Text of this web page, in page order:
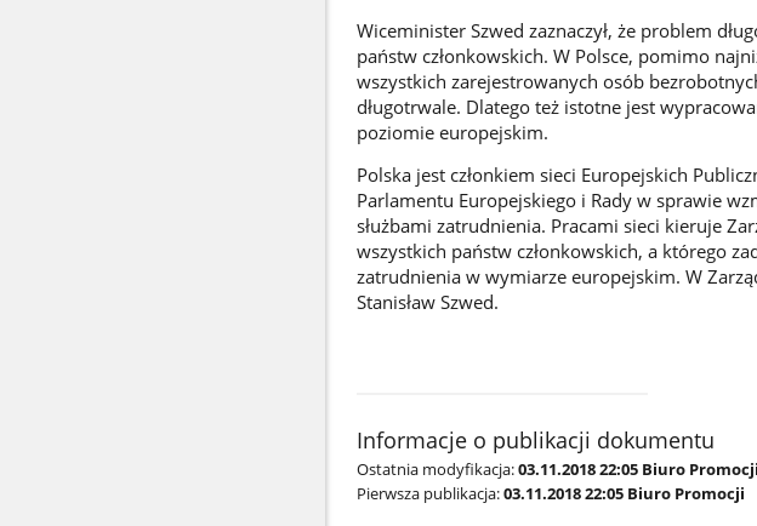
Wiceminister Szwed zaznaczył, że problem
państw członkowskich. W Polsce, pomimo
wszystkich zarejestrowanych osób
długotrwale. Dlatego też istotne jest
poziomie europejskim.
Polska jest członkiem sieci Europejskich
Parlamentu Europejskiego i Rady w sprawie
służbami zatrudnienia. Pracami sieci kieruje
wszystkich państw członkowskich, a którego
zatrudnienia w wymiarze europejskim. W
Stanisław Szwed.
Informacje o publikacji dokumentu
Ostatnia modyfikacja:03.11.2018 22:05 Biuro Promocji
Pierwsza publikacja:03.11.2018 22:05 Biuro Promocji